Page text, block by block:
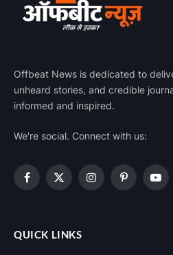
Offbeat News is dedicated to
unheard stories, and credible
informed and inspired.
We're social. Connect with us:
Facebook
X
InstagramPinterest
QUICK LINKS